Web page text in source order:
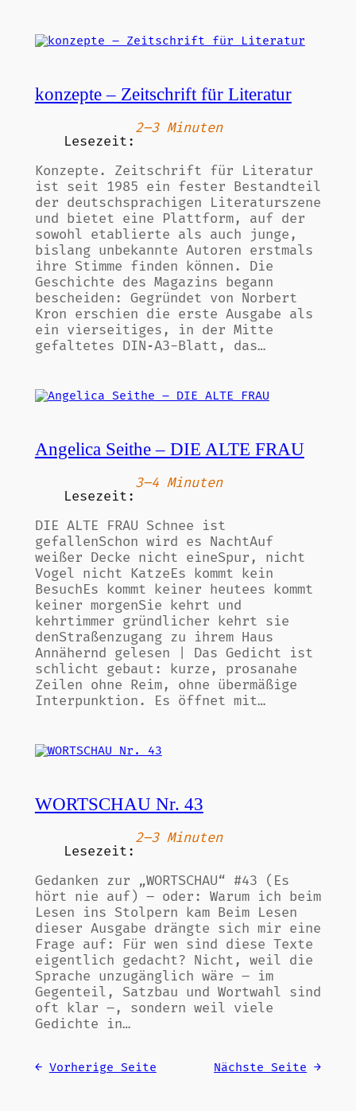
konzepte – Zeitschrift für Literatur
Lesezeit:
2–3 Minuten
Konzepte. Zeitschrift für Literatur
ist seit 1985 ein fester Bestandteil
der deutschsprachigen Literaturszene
und bietet eine Plattform, auf der
sowohl etablierte als auch junge,
bislang unbekannte Autoren erstmals
ihre Stimme finden können. Die
Geschichte des Magazins begann
bescheiden: Gegründet von Norbert
Kron erschien die erste Ausgabe als
ein vierseitiges, in der Mitte
gefaltetes DIN‑A3-Blatt, das…
Angelica Seithe – DIE ALTE FRAU
Lesezeit:
3–4 Minuten
DIE ALTE FRAU Schnee ist
gefallenSchon wird es NachtAuf
weißer Decke nicht eineSpur, nicht
Vogel nicht KatzeEs kommt kein
BesuchEs kommt keiner heutees kommt
keiner morgenSie kehrt und
kehrtimmer gründlicher kehrt sie
denStraßenzugang zu ihrem Haus
Annähernd gelesen | Das Gedicht ist
schlicht gebaut: kurze, prosanahe
Zeilen ohne Reim, ohne übermäßige
Interpunktion. Es öffnet mit…
WORTSCHAU Nr. 43
Lesezeit:
2–3 Minuten
Gedanken zur „WORTSCHAU“ #43 (Es
hört nie auf) – oder: Warum ich beim
Lesen ins Stolpern kam Beim Lesen
dieser Ausgabe drängte sich mir eine
Frage auf: Für wen sind diese Texte
eigentlich gedacht? Nicht, weil die
Sprache unzugänglich wäre – im
Gegenteil, Satzbau und Wortwahl sind
oft klar –, sondern weil viele
Gedichte in…
← Vorherige Seite Nächste Seite →